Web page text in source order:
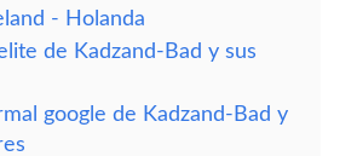
- Holanda
de Kadzand-Bad y sus
google de Kadzand-Bad y